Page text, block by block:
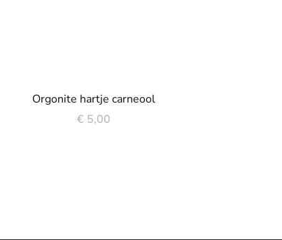
Orgonite hartje carneool
€ 5,00